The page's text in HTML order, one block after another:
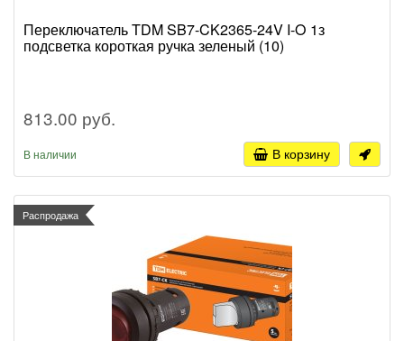
Переключатель TDM SB7-CK2365-24V I-O 1з
подсветка короткая ручка зеленый (10)
813.00 руб.
В наличии В корзину
Распродажа